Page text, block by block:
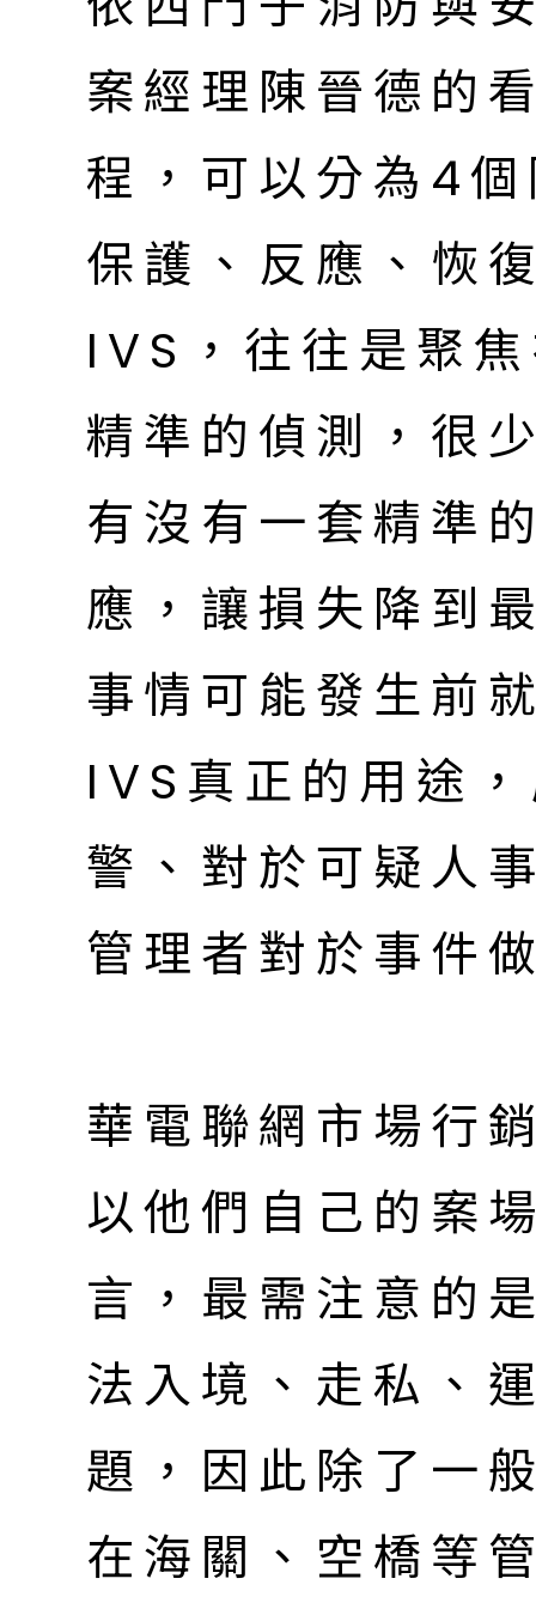
案經理陳晉德的
程，可以分為4
保護、反應、恢
IVS，往往是聚
精準的偵測，很
有沒有一套精準
應，讓損失降到
事情可能發生前
IVS真正的用途
警、對於可疑人
管理者對於事件
華電聯網市場行
以他們自己的案
言，最需注意的
法入境、走私、
題，因此除了一
在海關、空橋等